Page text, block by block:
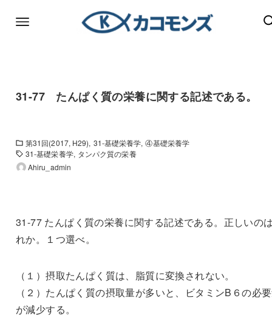
31-77 たんぱく質の栄養に関する記述である。
第31回(2017, H29) 31-基礎栄養学 ④基礎栄養学
31-基礎栄養学 タンパク質の栄養
Ahiru_admin
31-77 たんぱく質の栄養に関する記述である。正しいの
れか。１つ選べ。
（１）摂取たんぱく質は、脂質に変換されない。
（２）たんぱく質の摂取量が多いと、ビタミンB６の必
が減少する。